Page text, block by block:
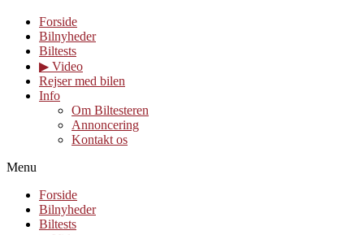
Forside
Bilnyheder
Biltests
▶︎ Video
Rejser med bilen
Info
Om Biltesteren
Annoncering
Kontakt os
Menu
Forside
Bilnyheder
Biltests